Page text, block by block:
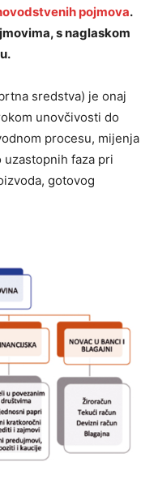
pojmova.
s naglaskom
sredstva) je onaj
unovčivosti do
procesu, mijenja
faza pri
gotovog